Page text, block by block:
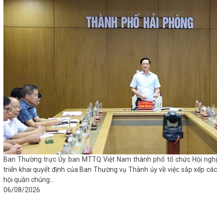
Ban Thường trực Ủy ban MTTQ Việt Nam thành phố tổ chức Hội nghị
triển khai quyết định của Ban Thường vụ Thành ủy về việc sắp xếp các
hội quần chúng...
06/08/2026